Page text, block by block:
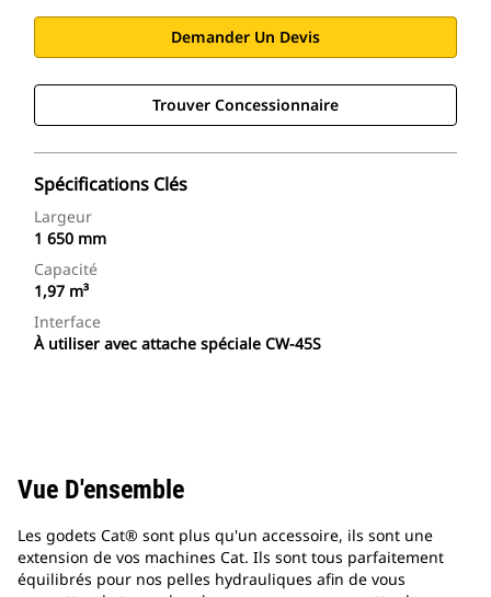
Demander Un Devis
Trouver Concessionnaire
Spécifications Clés
Largeur
1 650 mm
Capacité
1,97 m³
Interface
À utiliser avec attache spéciale CW-45S
Vue D'ensemble
Les godets Cat® sont plus qu'un accessoire, ils sont une
extension de vos machines Cat. Ils sont tous parfaitement
équilibrés pour nos pelles hydrauliques afin de vous